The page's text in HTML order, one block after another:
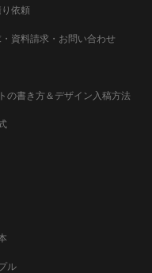
依頼
資料請求・お問い合わせ
の書き方＆デザイン入稿方法
ル